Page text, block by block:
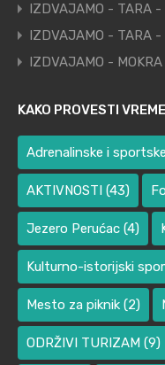
IZDVAJAMO - TARA -
IZDVAJAMO - TARA -
IZDVAJAMO - MOKRA
KAKO PROVESTI
Adrenalinske i
AKTIVNOSTI (43)
Jezero Perućac (4)
Kulturno-istorijski
Mesto za piknik (2)
ODRŽIVI TURIZAM (9)